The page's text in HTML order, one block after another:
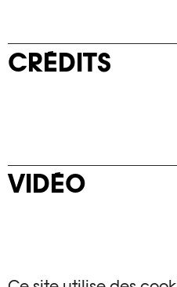
CRÉDITS
VIDÉO